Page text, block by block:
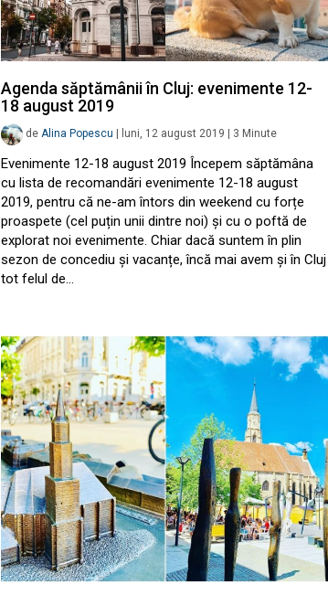
Agenda săptămânii în Cluj: evenimente 12-
18 august 2019
de Alina Popescu luni, 12 august 2019 3 Minute
Evenimente 12-18 august 2019 Începem săptămâna
cu lista de recomandări evenimente 12-18 august
2019, pentru că ne-am întors din weekend cu forțe
proaspete (cel puțin unii dintre noi) și cu o poftă de
explorat noi evenimente. Chiar dacă suntem în plin
sezon de concediu și vacanțe, încă mai avem și în Cluj
tot felul de…